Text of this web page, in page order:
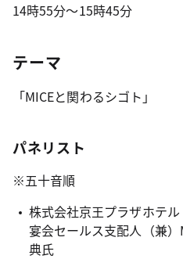
14時55分～15時45分
テーマ
「MICEと関わるシゴト」
パネリスト
※五十音順
株式会社京王プラザホテ
宴会セールス支配人（兼
典氏